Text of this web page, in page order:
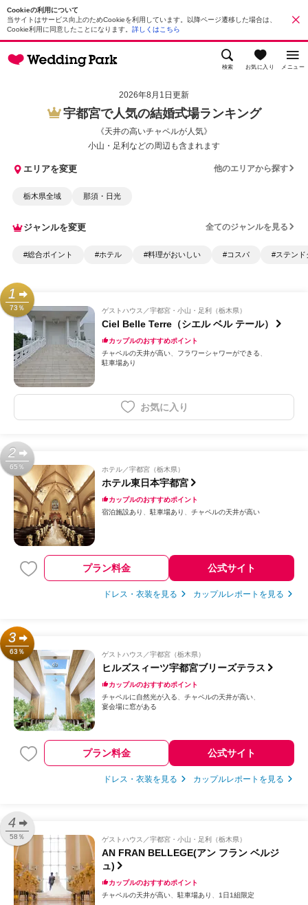
Cookieの利用について
当サイトはサービス向上のためCookieを利用しています。以降ページ遷移した場合は、
Cookie利用に同意したことになります。 詳しくはこちら
検索 お気に入り メニュー
2026年8月1日更新
宇都宮で人気の結婚式場ランキング
《天井の高いチャペルが人気》
小山・足利などの周辺も含まれます
エリアを変更 他のエリアから探す
栃木県全域 那須・日光
ジャンルを変更 全てのジャンルを見る
#総合ポイント #ホテル #料理がおいしい #コスパ #ステンド
1
73％ ゲストハウス 宇都宮・小山・足利（栃木県）
Ciel Belle Terre（シエル ベル テール）
カップルのおすすめポイント
チャペルの天井が高い
フラワーシャワーができる
駐車場あり
お気に入り
2
65％ ホテル 宇都宮（栃木県）
ホテル東日本宇都宮
カップルのおすすめポイント
宿泊施設あり
駐車場あり チャペルの天井が高い
プラン料金 公式サイト
ドレス・衣装を見る カップルレポートを見る
3
63％ ゲストハウス 宇都宮（栃木県）
ヒルズスィーツ宇都宮ブリーズテラス
カップルのおすすめポイント
チャペルに自然光が入る
チャペルの天井が高い
宴会場に窓がある
プラン料金 公式サイト
ドレス・衣装を見る カップルレポートを見る
4
58％ ゲストハウス 宇都宮・小山・足利（栃木県）
AN FRAN BELLEGE(アン フラン ベルジ
ュ)
カップルのおすすめポイント
チャペルの天井が高い
駐車場あり 1日1組限定